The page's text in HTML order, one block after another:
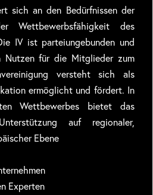
sich an den Bedürfnissen der
Wettbewerbsfähigkeit des
IV ist parteiungebunden und
Nutzen für die Mitglieder zum
versteht sich als
ermöglicht und fördert. In
Wettbewerbes bietet das
auf regionaler,
Ebene
Experten